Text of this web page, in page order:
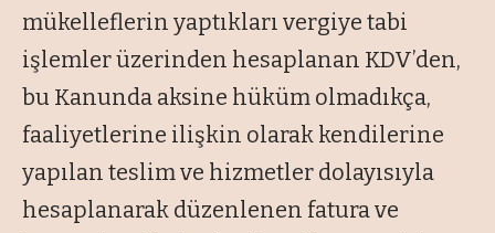
mükelleflerin yaptıkları vergiye tabi
işlemler üzerinden hesaplanan KDV’den,
bu Kanunda aksine hüküm olmadıkça,
faaliyetlerine ilişkin olarak kendilerine
yapılan teslim ve hizmetler dolayısıyla
hesaplanarak düzenlenen fatura ve